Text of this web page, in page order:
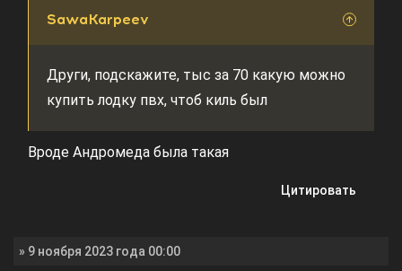
SawaKarpeev
Други, подскажите, тыс за 70 какую можно
купить лодку пвх, чтоб киль был
Вроде Андромеда была такая
Цитировать
» 9 ноября 2023 года 00:00